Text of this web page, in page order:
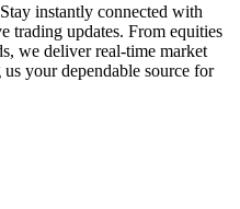
Stay instantly connected with
trading updates. From equities
we deliver real-time market
your dependable source for